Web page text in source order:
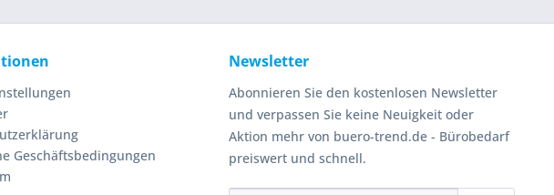
Geschäftsbedingungen
Newsletter
Abonnieren Sie den kostenlosen Newsletter
und verpassen Sie keine Neuigkeit oder
Aktion mehr von buero-trend.de - Bürobedarf
preiswert und schnell.